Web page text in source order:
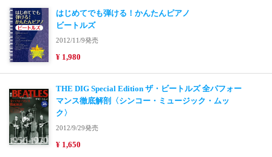
はじめてでも弾ける！かんたんピアノ
ビートルズ
2012/11/9発売
¥ 1,980
THE DIG Special Edition ザ・ビートルズ 全パフォー
マンス徹底解剖〈シンコー・ミュージック・ムッ
ク〉
2012/9/29発売
¥ 1,650